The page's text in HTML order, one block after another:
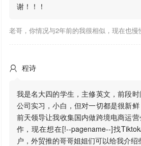
谢！！！
 程诗
我是名大四的学生，主修英文，前段
公司实习，小白，但对一切都是很新鲜
前天领导让我收集国内做跨境电商运
作，现在想在[!--pagename--]找
户，外贸推的哥哥姐姐们可以给我介绍